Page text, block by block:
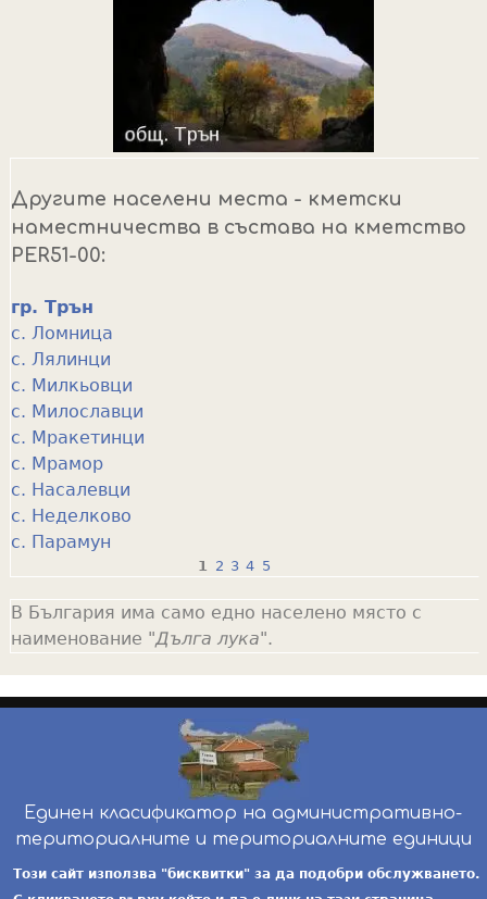
Другите населени места - кметски
наместничества в състава на кметство
PER51-00:
гр. Трън
с. Ломница
с. Лялинци
с. Милкьовци
с. Милославци
с. Мракетинци
с. Мрамор
с. Насалевци
с. Неделково
с. Парамун
a
g
e
1 2 3 4 5
В България има само едно населено място с
наименование "Дълга лука".
Единен класификатор на административно-
териториалните и териториалните единици
инж. Бойчо Добрев
ekatte.com -
условия за
Този сайт използва "бисквитки" за да подобри обслужването.